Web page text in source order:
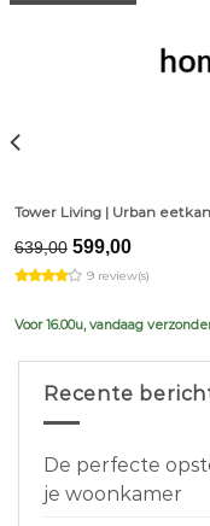
Tower Living | Urban
639,00 Original
price
was:
599,00Current
is:
9 review(s)
Voor 16.00u, vandaag
Recente
De perfecte
je woonkamer